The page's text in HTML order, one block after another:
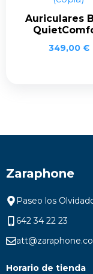
Auriculares
349,00 €
Zaraphone
Paseo los
642 34 22 23
Horario de tienda